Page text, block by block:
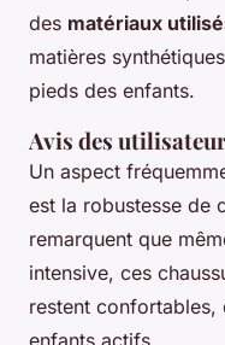
des matériaux
matières
pieds des enfants.
Avis des
Un aspect
est la robustesse de
remarquent que
intensive, ces
restent confortables,